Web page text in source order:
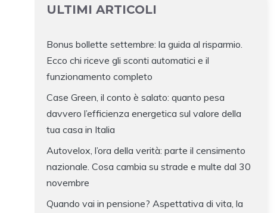
ULTIMI ARTICOLI
Bonus bollette settembre: la guida al risparmio.
Ecco chi riceve gli sconti automatici e il
funzionamento completo
Case Green, il conto è salato: quanto pesa
davvero l’efficienza energetica sul valore della
tua casa in Italia
Autovelox, l’ora della verità: parte il censimento
nazionale. Cosa cambia su strade e multe dal 30
novembre
Quando vai in pensione? Aspettativa di vita, la